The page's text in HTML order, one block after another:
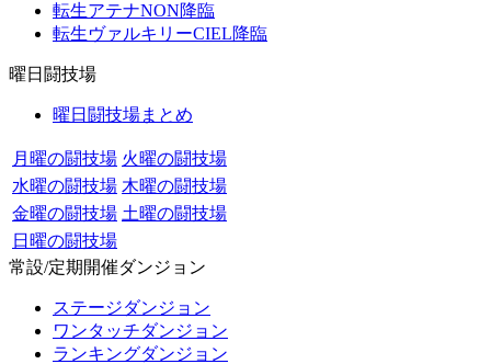
転生アテナNON降臨
転生ヴァルキリーCIEL降臨
曜日闘技場
曜日闘技場まとめ
月曜の闘技場 火曜の闘技場
水曜の闘技場 木曜の闘技場
金曜の闘技場 土曜の闘技場
日曜の闘技場
常設/定期開催ダンジョン
ステージダンジョン
ワンタッチダンジョン
ランキングダンジョン